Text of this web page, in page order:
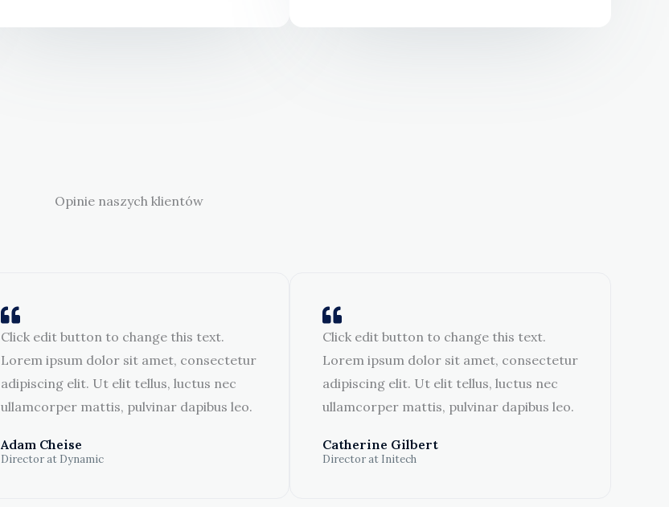
Opinie naszych klientów
Click edit button to change this text.
Lorem ipsum dolor sit amet, consectetur
adipiscing elit. Ut elit tellus, luctus nec
ullamcorper mattis, pulvinar dapibus leo.
Adam Cheise
Director at Dynamic
Click edit button to change this text.
Lorem ipsum dolor sit amet, consectetur
adipiscing elit. Ut elit tellus, luctus nec
ullamcorper mattis, pulvinar dapibus leo.
Catherine Gilbert
Director at Initech